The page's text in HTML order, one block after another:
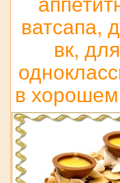
ватсапа,
вк,
в